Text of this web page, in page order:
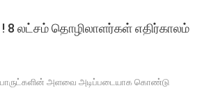
! 8 லட்சம் தொழிலாளர்கள் எதிர்காலம்
அளவை அடிப்படையாக கொண்டு